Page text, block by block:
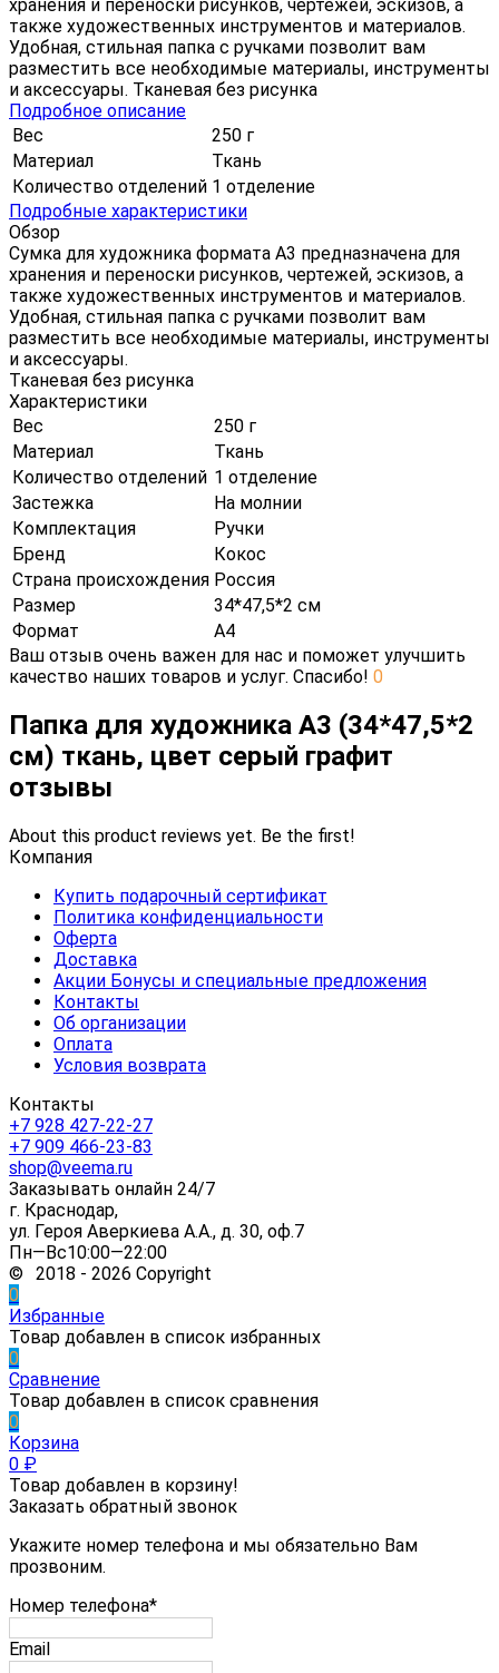
хранения и переноски рисунков, чертежей, эскизов, а
также художественных инструментов и материалов.
Удобная, стильная папка с ручками позволит вам
разместить все необходимые материалы, инструменты
и аксессуары. Тканевая без рисунка
Подробное описание
Вес
250 г
Материал
Ткань
Количество отделений 1 отделение
Подробные характеристики
Обзор
Сумка для художника формата А3 предназначена для
хранения и переноски рисунков, чертежей, эскизов, а
также художественных инструментов и материалов.
Удобная, стильная папка с ручками позволит вам
разместить все необходимые материалы, инструменты
и аксессуары.
Тканевая без рисунка
Характеристики
Вес
250 г
Материал
Ткань
Количество отделений 1 отделение
Застежка
На молнии
Комплектация
Ручки
Бренд
Кокос
Страна происхождения Россия
Размер
34*47,5*2 см
Формат
А4
Ваш отзыв очень важен для нас и поможет улучшить
качество наших товаров и услуг. Спасибо! 0
Папка для художника А3 (34*47,5*2
см) ткань, цвет серый графит
отзывы
About this product reviews yet. Be the first!
Компания
Купить подарочный сертификат
Политика конфиденциальности
Оферта
Доставка
Акции Бонусы и специальные предложения
Контакты
Об организации
Оплата
Условия возврата
Контакты
+7 928 427-22-27
+7 909 466-23-83
shop@veema.ru
Заказывать онлайн 24/7
г. Краснодар,
ул. Героя Аверкиева А.А., д. 30, оф.7
Пн—Вс10:00—22:00
© 2018 - 2026 Copyright
0
Избранные
Товар добавлен в список избранных
0
Сравнение
Товар добавлен в список сравнения
0
Корзина
0 ₽
Товар добавлен в корзину!
Заказать обратный звонок
Укажите номер телефона и мы обязательно Вам
прозвоним.
Номер телефона*
Email